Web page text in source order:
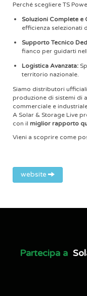
Perché scegliere TS
Soluzioni Complete e
efficienza selezionati
Supporto Tecnico
fianco per guidarti
Logistica Avanzata:
territorio nazionale.
Siamo distributori
produzione di sistemi di
commerciale e
A Solar & Storage Live
con il miglior rapporto
Vieni a scoprire come
website
Partecipa a